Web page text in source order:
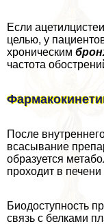
Если
целью, у
хроническим
частота
После
всасывание
образуется
проходит в печени
Биодоступность
связь с белками